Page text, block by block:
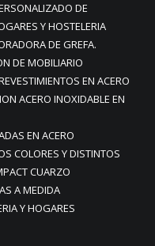
DE
Y HOSTELERIA
DE GREFA.
DE MOBILIARIO
EN ACERO
ACERO INOXIDABLE EN
EN ACERO
COLORES Y DISTINTOS
CUARZO
A MEDIDA
Y HOGARES